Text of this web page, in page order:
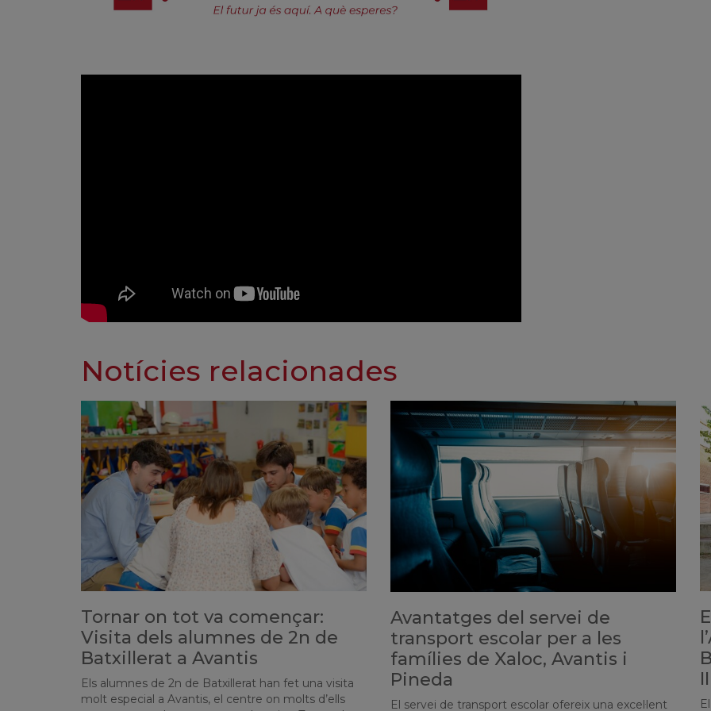
Notícies relacionades
Tornar on tot va començar:
Visita dels alumnes de 2n de
Batxillerat a Avantis
Els alumnes de 2n de Batxillerat han fet una visita
molt especial a Avantis, el centre on molts d’ells
Avantatges del servei de
transport escolar per a les
famílies de Xaloc, Avantis i
Pineda
El servei de transport escolar ofereix una excel·lent
II